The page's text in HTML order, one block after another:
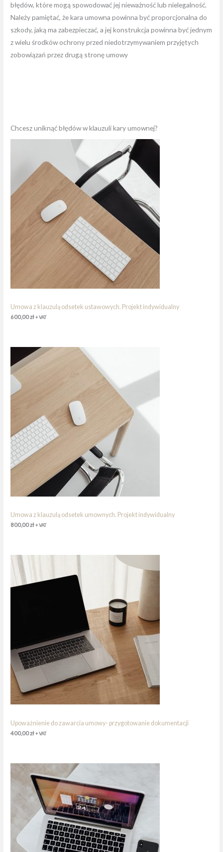
błędów, które mogą spowodować jej nieważność lub nielegalność.
Należy pamiętać, że kara umowna powinna być proporcjonalna do
szkody, jaką ma zabezpieczać, a jej konstrukcja powinna być jednym
z wielu środków ochrony przed niedotrzymywaniem przyjętych
zobowiązań przez drugą stronę umowy
Chcesz uniknąć błędów w klauzuli kary umownej?
Umowa z klauzulą odsetek ustawowych. Projekt indywidualny
600,00zł+ VAT
Umowa z klauzulą odsetek umownych. Projekt indywidualny
800,00zł+ VAT
Upoważnienie do zawarcia umowy- przygotowanie dokumentacji
400,00zł+ VAT